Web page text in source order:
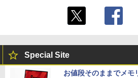
Special Site
お値段そのままでメモ